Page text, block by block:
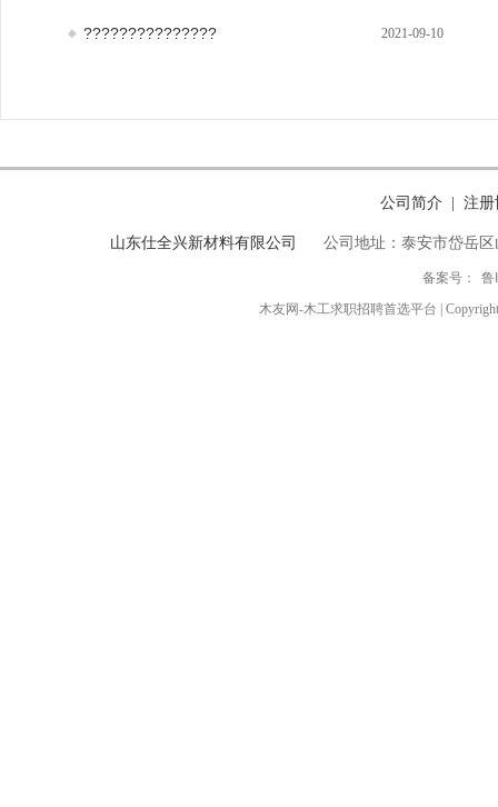
??????????????? 2021-09-10
公司简介 注册
山东仕全兴新材料有限公司 公司地址：泰安市岱岳
备案号：
鲁
木友网-木工求职招聘首选平台 |